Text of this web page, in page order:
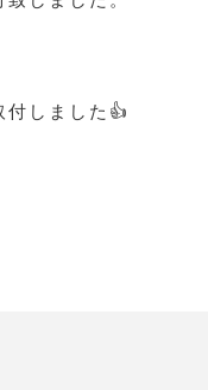
付しました👍